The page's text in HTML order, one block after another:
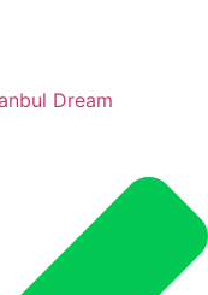
Dream